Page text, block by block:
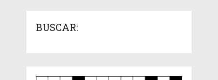
BUSCAR: